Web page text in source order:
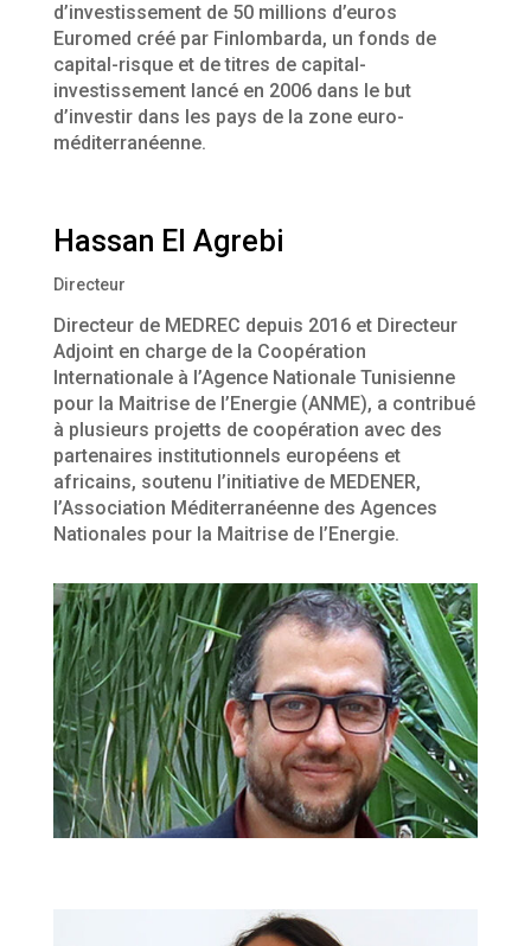
d’investissement de 50 millions d’euros
Euromed créé par Finlombarda, un fonds de
capital-risque et de titres de capital-
investissement lancé en 2006 dans le but
d’investir dans les pays de la zone euro-
méditerranéenne.
Hassan El Agrebi
Directeur
Directeur de MEDREC depuis 2016 et Directeur
Adjoint en charge de la Coopération
Internationale à l’Agence Nationale Tunisienne
pour la Maitrise de l’Energie (ANME), a contribué
à plusieurs projetts de coopération avec des
partenaires institutionnels européens et
africains, soutenu l’initiative de MEDENER,
l’Association Méditerranéenne des Agences
Nationales pour la Maitrise de l’Energie.